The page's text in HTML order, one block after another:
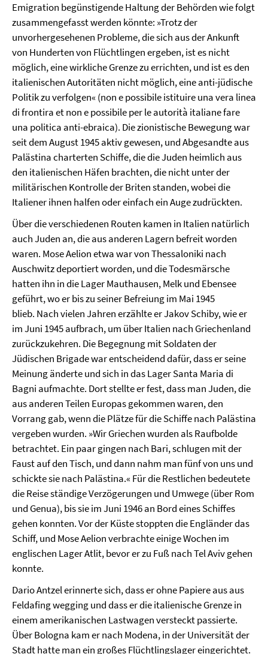
Emigration begünstigende Haltung der Behörden wie folgt
zusammengefasst werden könnte: »Trotz der
unvorhergesehenen Probleme, die sich aus der Ankunft
von Hunderten von Flüchtlingen ergeben, ist es nicht
möglich, eine wirkliche Grenze zu errichten, und ist es den
italienischen Autoritäten nicht möglich, eine anti-jüdische
Politik zu verfolgen« (non e possibile istituire una vera linea
di frontira et non e possibile per le autorità italiane fare
una politica anti-ebraica). Die zionistische Bewegung war
seit dem August 1945 aktiv gewesen, und Abgesandte aus
Palästina charterten Schiffe, die die Juden heimlich aus
den italienischen Häfen brachten, die nicht unter der
militärischen Kontrolle der Briten standen, wobei die
Italiener ihnen halfen oder einfach ein Auge zudrückten.
Über die verschiedenen Routen kamen in Italien natürlich
auch Juden an, die aus anderen Lagern befreit worden
waren. Mose Aelion etwa war von Thessaloniki nach
Auschwitz deportiert worden, und die Todesmärsche
hatten ihn in die Lager Mauthausen, Melk und Ebensee
geführt, wo er bis zu seiner Befreiung im Mai 1945
blieb. Nach vielen Jahren erzählte er Jakov Schiby, wie er
im Juni 1945 aufbrach, um über Italien nach Griechenland
zurückzukehren. Die Begegnung mit Soldaten der
Jüdischen Brigade war entscheidend dafür, dass er seine
Meinung änderte und sich in das Lager Santa Maria di
Bagni aufmachte. Dort stellte er fest, dass man Juden, die
aus anderen Teilen Europas gekommen waren, den
Vorrang gab, wenn die Plätze für die Schiffe nach Palästina
vergeben wurden. »Wir Griechen wurden als Raufbolde
betrachtet. Ein paar gingen nach Bari, schlugen mit der
Faust auf den Tisch, und dann nahm man fünf von uns und
schickte sie nach Palästina.« Für die Restlichen bedeutete
die Reise ständige Verzögerungen und Umwege (über Rom
und Genua), bis sie im Juni 1946 an Bord eines Schiffes
gehen konnten. Vor der Küste stoppten die Engländer das
Schiff, und Mose Aelion verbrachte einige Wochen im
englischen Lager Atlit, bevor er zu Fuß nach Tel Aviv gehen
konnte.
Dario Antzel erinnerte sich, dass er ohne Papiere aus aus
Feldafing wegging und dass er die italienische Grenze in
einem amerikanischen Lastwagen versteckt passierte.
Über Bologna kam er nach Modena, in der Universität der
Stadt hatte man ein großes Flüchtlingslager eingerichtet.